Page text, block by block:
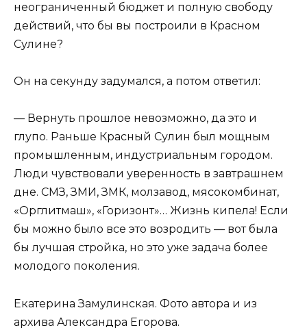
неограниченный бюджет и полную свободу
действий, что бы вы построили в Красном
Сулине?
Он на секунду задумался, а потом ответил:
— Вернуть прошлое невозможно, да это и
глупо. Раньше Красный Сулин был мощным
промышленным, индустриальным городом.
Люди чувствовали уверенность в завтрашнем
дне. СМЗ, ЗМИ, ЗМК, молзавод, мясокомбинат,
«Орглитмаш», «Горизонт»… Жизнь кипела! Если
бы можно было все это возродить — вот была
бы лучшая стройка, но это уже задача более
молодого поколения.
Екатерина Замулинская. Фото автора и из
архива Александра Егорова.